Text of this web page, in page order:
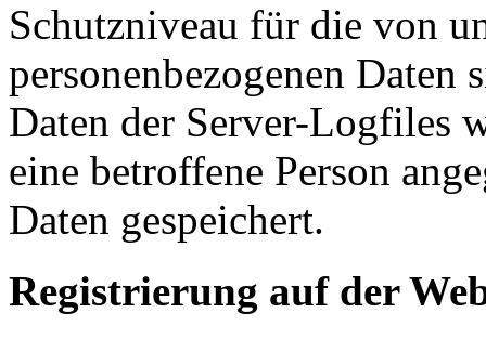
Schutzniveau für die von
personenbezogenen Daten
Daten der Server-Logfiles
eine betroffene Person
Daten gespeichert.
Registrierung auf der